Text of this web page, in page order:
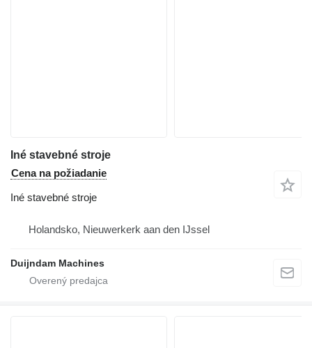
Iné stavebné stroje
Cena na požiadanie
Iné stavebné stroje
Holandsko, Nieuwerkerk aan den IJssel
Duijndam Machines